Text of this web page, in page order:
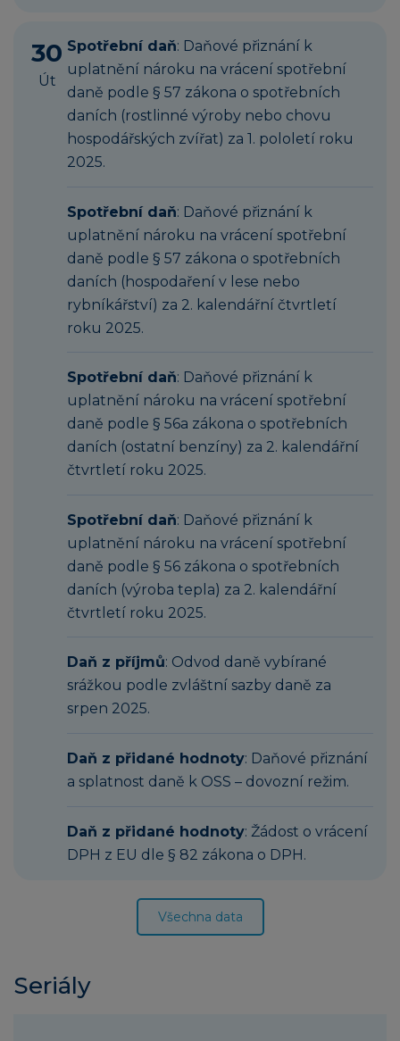
30
Út
Spotřební daň: Daňové přiznání k
uplatnění nároku na vrácení spotřební
daně podle § 57 zákona o spotřebních
daních (rostlinné výroby nebo chovu
hospodářských zvířat) za 1. pololetí roku
2025.
Spotřební daň: Daňové přiznání k
uplatnění nároku na vrácení spotřební
daně podle § 57 zákona o spotřebních
daních (hospodaření v lese nebo
rybníkářství) za 2. kalendářní čtvrtletí
roku 2025.
Spotřební daň: Daňové přiznání k
uplatnění nároku na vrácení spotřební
daně podle § 56a zákona o spotřebních
daních (ostatní benzíny) za 2. kalendářní
čtvrtletí roku 2025.
Spotřební daň: Daňové přiznání k
uplatnění nároku na vrácení spotřební
daně podle § 56 zákona o spotřebních
daních (výroba tepla) za 2. kalendářní
čtvrtletí roku 2025.
Daň z příjmů: Odvod daně vybírané
srážkou podle zvláštní sazby daně za
srpen 2025.
Daň z přidané hodnoty: Daňové přiznání
a splatnost daně k OSS – dovozní režim.
Daň z přidané hodnoty: Žádost o vrácení
DPH z EU dle § 82 zákona o DPH.
Všechna data
Seriály